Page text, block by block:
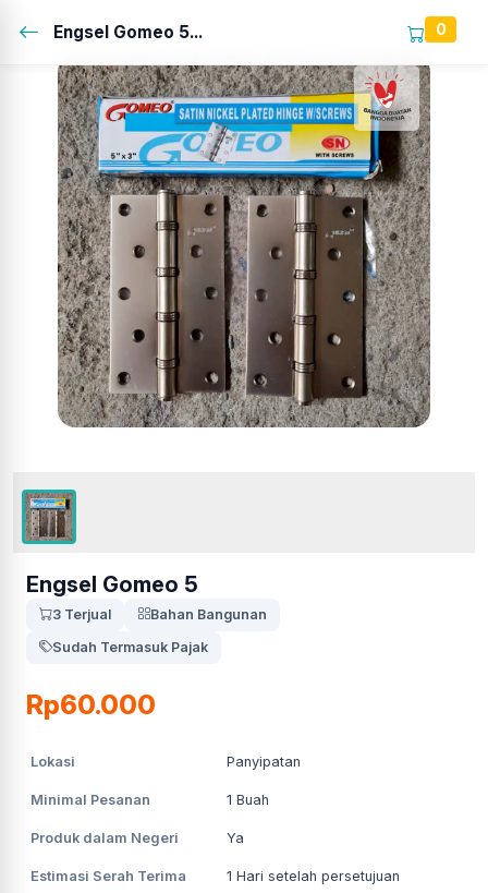
Engsel Gomeo 5... 0
Engsel Gomeo 5
3 Terjual
Bahan Bangunan
Sudah Termasuk Pajak
Rp60.000
Lokasi Panyipatan
Minimal Pesanan 1 Buah
Produk dalam Negeri Ya
Estimasi Serah Terima 1 Hari setelah persetujuan